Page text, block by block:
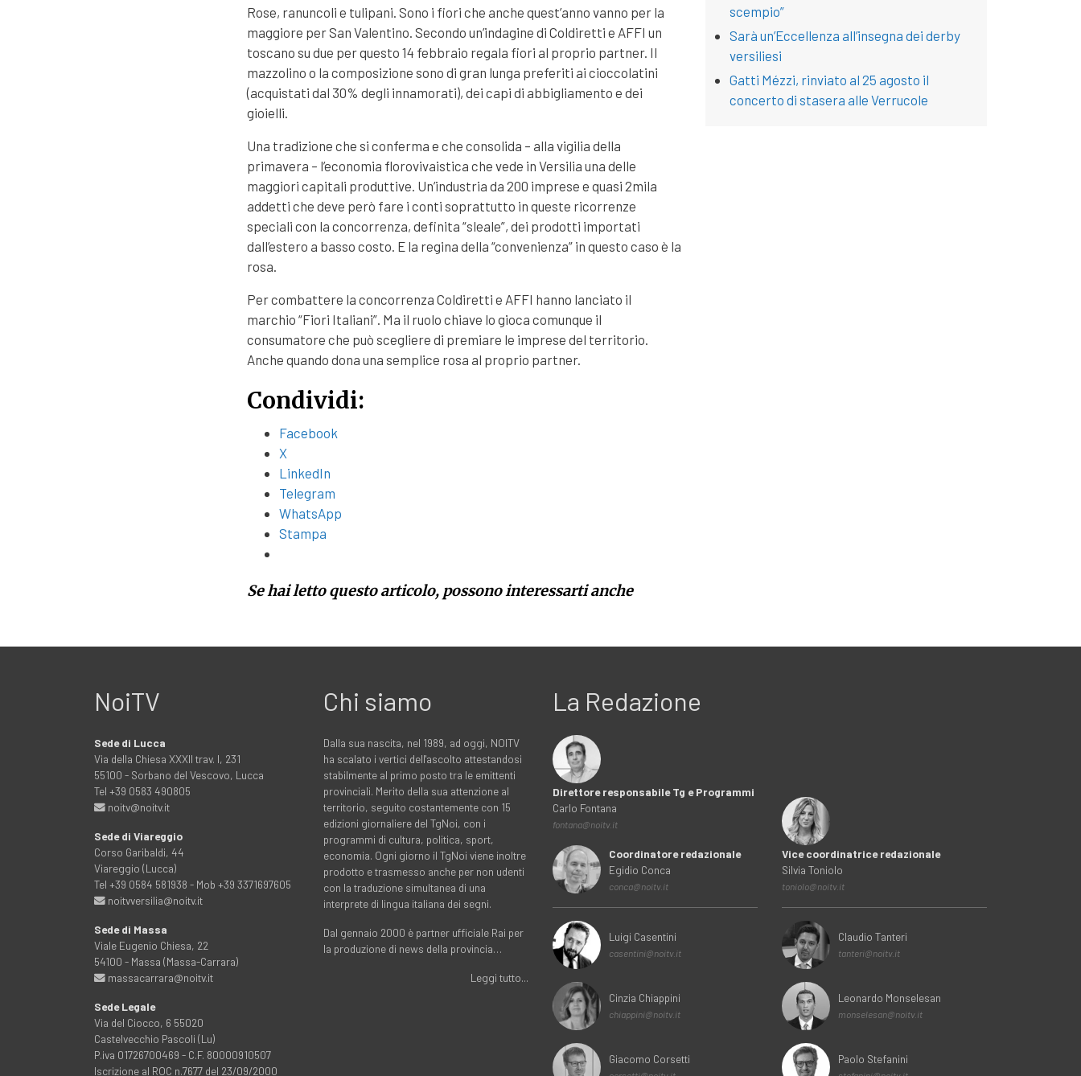
Rose, ranuncoli e tulipani. Sono i fiori che anche quest’anno vanno per la
maggiore per San Valentino. Secondo un’indagine di Coldiretti e AFFI un
toscano su due per questo 14 febbraio regala fiori al proprio partner. Il
mazzolino o la composizione sono di gran lunga preferiti ai cioccolatini
(acquistati dal 30% degli innamorati), dei capi di abbigliamento e dei
gioielli.
Una tradizione che si conferma e che consolida – alla vigilia della
primavera – l’economia florovivaistica che vede in Versilia una delle
maggiori capitali produttive. Un’industria da 200 imprese e quasi 2mila
addetti che deve però fare i conti soprattutto in queste ricorrenze
speciali con la concorrenza, definita “sleale”, dei prodotti importati
dall’estero a basso costo. E la regina della “convenienza” in questo caso è la
rosa.
Per combattere la concorrenza Coldiretti e AFFI hanno lanciato il
marchio “Fiori Italiani”. Ma il ruolo chiave lo gioca comunque il
consumatore che può scegliere di premiare le imprese del territorio.
Anche quando dona una semplice rosa al proprio partner.
Condividi:
Facebook
X
LinkedIn
Telegram
WhatsApp
Stampa
Se hai letto questo articolo, possono interessarti anche
scempio”
Sarà un’Eccellenza all’insegna dei derby
versiliesi
Gatti Mézzi, rinviato al 25 agosto il
concerto di stasera alle Verrucole
NoiTV
Sede di Lucca
Via della Chiesa XXXII trav. I, 231
55100 - Sorbano del Vescovo, Lucca
Tel +39 0583 490805
noitv@noitv.it
Sede di Viareggio
Corso Garibaldi, 44
Viareggio (Lucca)
Tel +39 0584 581938 - Mob +39 3371697605
noitvversilia@noitv.it
Sede di Massa
Viale Eugenio Chiesa, 22
54100 - Massa (Massa-Carrara)
massacarrara@noitv.it
Sede Legale
Via del Ciocco, 6 55020
Castelvecchio Pascoli (Lu)
P.iva 01726700469 - C.F. 80000910507
Iscrizione al ROC n.7677 del 23/09/2000
Chi siamo
Dalla sua nascita, nel 1989, ad oggi, NOITV
ha scalato i vertici dell'ascolto attestandosi
stabilmente al primo posto tra le emittenti
provinciali. Merito della sua attenzione al
territorio, seguito costantemente con 15
edizioni giornaliere del TgNoi, con i
programmi di cultura, politica, sport,
economia. Ogni giorno il TgNoi viene inoltre
prodotto e trasmesso anche per non udenti
con la traduzione simultanea di una
interprete di lingua italiana dei segni.
Dal gennaio 2000 è partner ufficiale Rai per
la produzione di news della provincia…
Leggi tutto...
La Redazione
Direttore responsabile Tg e Programmi
Carlo Fontana
fontana@noitv.it
Coordinatore redazionale
Egidio Conca
conca@noitv.it
Luigi Casentini
casentini@noitv.it
Cinzia Chiappini
chiappini@noitv.it
Giacomo Corsetti
Vice coordinatrice redazionale
Silvia Toniolo
toniolo@noitv.it
Claudio Tanteri
tanteri@noitv.it
Leonardo Monselesan
monselesan@noitv.it
Paolo Stefanini